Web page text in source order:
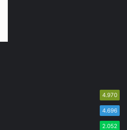
4.970
4.696
2.052